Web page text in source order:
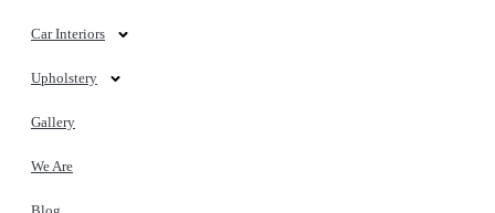
Car Interiors
Upholstery
Gallery
We Are